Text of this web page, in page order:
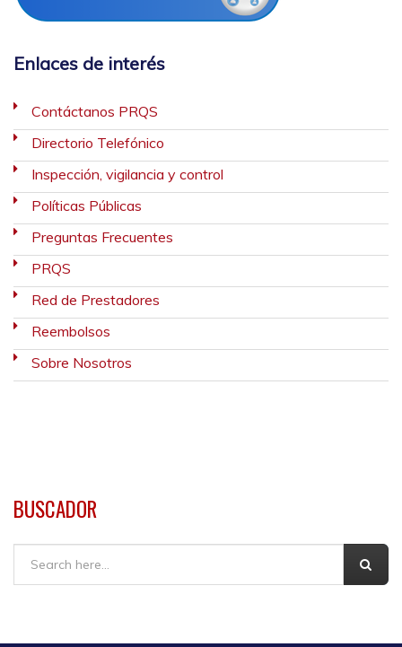
Enlaces de interés
Contáctanos PRQS
Directorio Telefónico
Inspección, vigilancia y control
Políticas Públicas
Preguntas Frecuentes
PRQS
Red de Prestadores
Reembolsos
Sobre Nosotros
BUSCADOR
Buscar